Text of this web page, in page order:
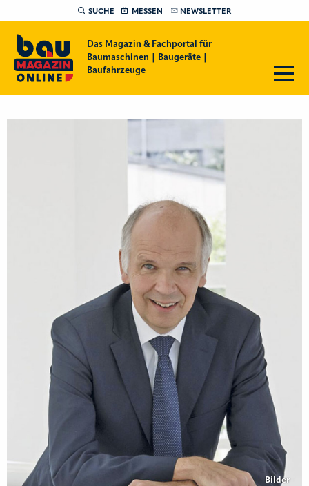
SUCHE MESSEN NEWSLETTER
Das Magazin & Fachportal für
Baumaschinen | Baugeräte |
Baufahrzeuge
Bilder